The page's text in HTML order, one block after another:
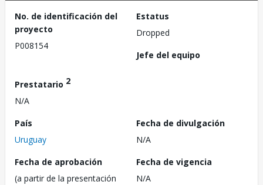
No. de identificación del
proyecto
P008154
Estatus
Dropped
Jefe del equipo
Prestatario 2
N/A
País
Uruguay
Fecha de divulgación
N/A
Fecha de aprobación
(a partir de la presentación
Fecha de vigencia
N/A